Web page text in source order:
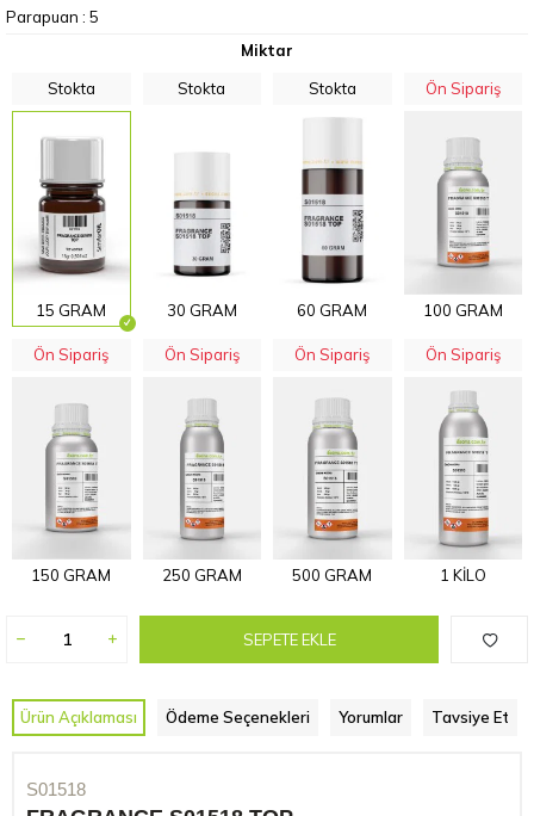
Parapuan : 5
Miktar
Stokta
15 GRAM
Stokta
30 GRAM
Stokta
60 GRAM
Ön Sipariş
100 GRAM
Ön Sipariş
150 GRAM
Ön Sipariş
250 GRAM
Ön Sipariş
500 GRAM
Ön Sipariş
1 KİLO
SEPETE EKLE
Ürün Açıklaması Ödeme Seçenekleri Yorumlar Tavsiye Et
S01518